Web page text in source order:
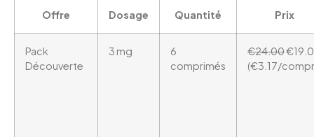
Offre Dosage Quantité Prix
Pack
Découverte
3 mg
6
comprimés
€24.00
(€3.17/